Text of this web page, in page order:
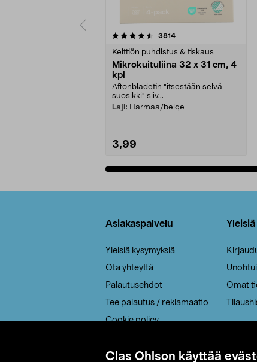
Clas Ohlson käyttää
3814arvostelut
Keittiön puhdistus & tiskaus
Mikrokuituliina 32 x 31 cm, 4
kpl
Aftonbladetin "itsestään selvä
suosikki" siiv...
Laji: Harmaa/beige
3,99
4.5viidestä
Asiakaspalvelu
Yleisiä kysymyksiä
Ota yhteyttä
Palautusehdot
Tee palautus / reklamaatio
Cookie policy
Saavutettavuus
Omat